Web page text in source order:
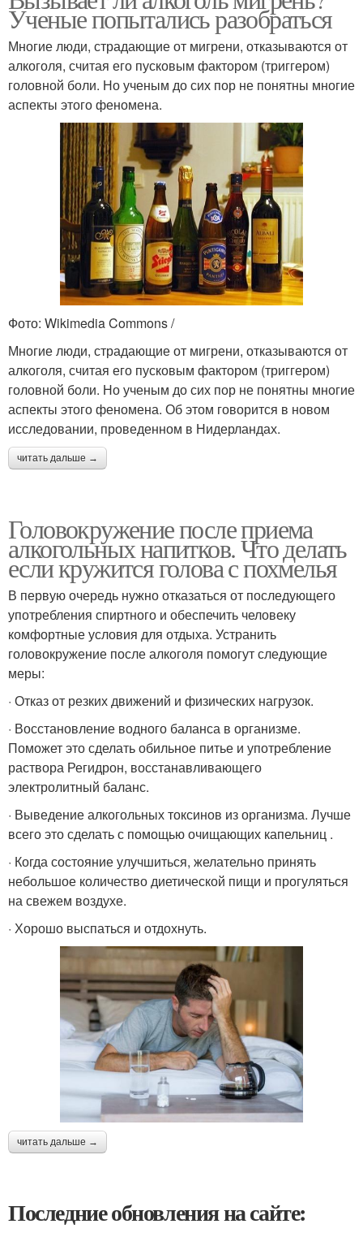
Ученые попытались разобраться
Многие люди, страдающие от мигрени, отказываются от
алкоголя, считая его пусковым фактором (триггером)
головной боли. Но ученым до сих пор не понятны многие
аспекты этого феномена.
Фото: Wikimedia Commons /
Многие люди, страдающие от мигрени, отказываются от
алкоголя, считая его пусковым фактором (триггером)
головной боли. Но ученым до сих пор не понятны многие
аспекты этого феномена. Об этом говорится в новом
исследовании, проведенном в Нидерландах.
читать дальше →
Головокружение после приема
алкогольных напитков. Что делать
если кружится голова с похмелья
В первую очередь нужно отказаться от последующего
употребления спиртного и обеспечить человеку
комфортные условия для отдыха. Устранить
головокружение после алкоголя помогут следующие
меры:
· Отказ от резких движений и физических нагрузок.
· Восстановление водного баланса в организме.
Поможет это сделать обильное питье и употребление
раствора Регидрон, восстанавливающего
электролитный баланс.
· Выведение алкогольных токсинов из организма. Лучше
всего это сделать с помощью очищающих капельниц .
· Когда состояние улучшиться, желательно принять
небольшое количество диетической пищи и прогуляться
на свежем воздухе.
· Хорошо выспаться и отдохнуть.
читать дальше →
Последние обновления на сайте: